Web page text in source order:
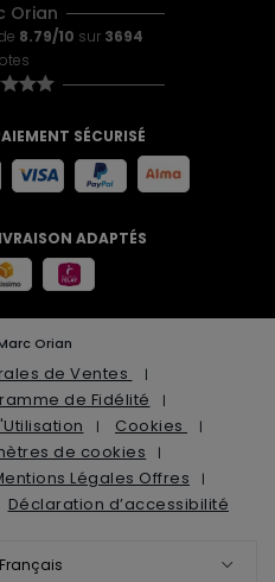
Orian
8.79/10 sur 3694
SÉCURISÉ
ADAPTÉS
Orian
de Ventes
de Fidélité
Cookies
de cookies
Légales Offres
Déclaration d’accessibilité